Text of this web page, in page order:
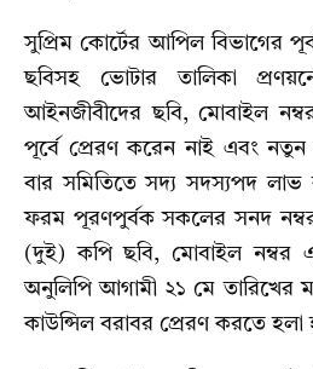
সুপ্রিম কোর্টের আপিল বিভাগের
ছবিসহ ভোটার তালিকা
আইনজীবীদের ছবি, মোবাইল
পূর্বে প্রেরণ করেন নাই এবং
বার সমিতিতে সদ্য সদস্যপদ লাভ
ফরম পূরণপুর্বক সকলের সনদ
(দুই) কপি ছবি, মোবাইল নম্বর
অনুলিপি আগামী ২১ মে তারিখের
কাউন্সিল বরাবর প্রেরণ করতে হলা